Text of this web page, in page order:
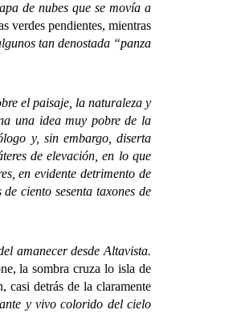
de nubes que se movía a
verdes pendientes, mientras
tan denostada “panza
el paisaje, la naturaleza y
una idea muy pobre de la
y, sin embargo, diserta
de elevación, en lo que
en evidente detrimento de
ciento sesenta taxones de
amanecer desde Altavista.
la sombra cruza lo isla de
casi detrás de la claramente
y vivo colorido del cielo